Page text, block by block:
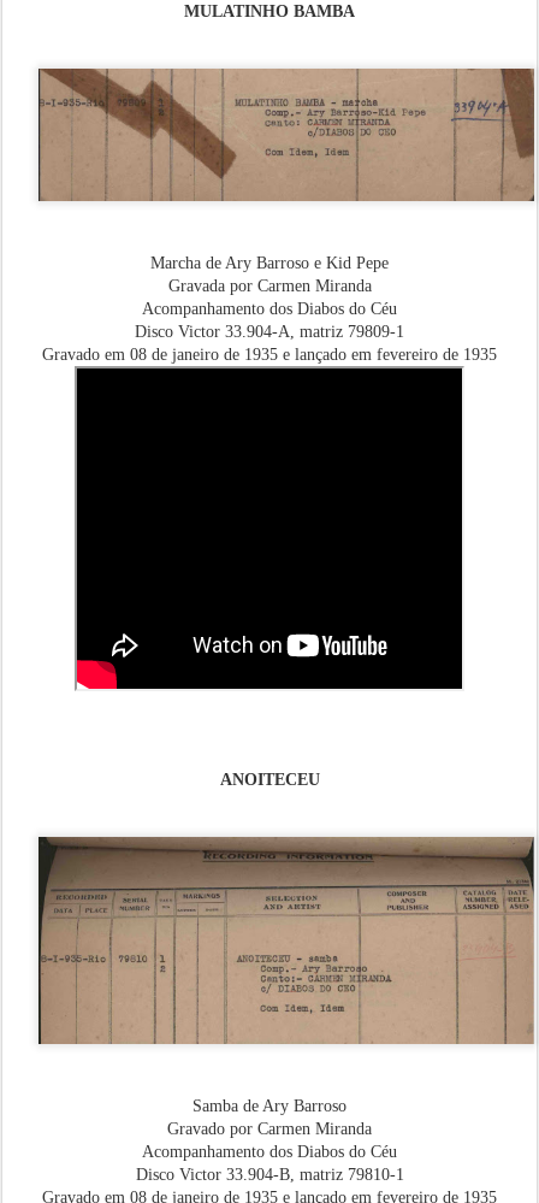
MULATINHO BAMBA
Marcha de Ary Barroso e Kid Pepe
Gravada por Carmen Miranda
Acompanhamento dos Diabos do Céu
Disco Victor 33.904-A, matriz 79809-1
Gravado em 08 de janeiro de 1935 e lançado em fevereiro de 1935
ANOITECEU
Samba de Ary Barroso
Gravado por Carmen Miranda
Acompanhamento dos Diabos do Céu
Disco Victor 33.904-B, matriz 79810-1
Gravado em 08 de janeiro de 1935 e lançado em fevereiro de 1935